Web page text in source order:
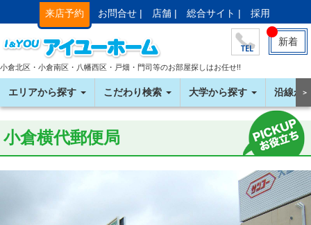
来店予約 お問合せ | 店舗 | 総合サイト | 採用
新着
小倉北区・小倉南区・八幡西区・戸畑・門司等のお部屋探しはお任せ!!
エリアから探す こだわり検索 大学から探す 沿線か＞
小倉横代郵便局